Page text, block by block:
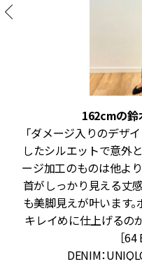
162cmの鈴
「ダメージ入りのデザ
したシルエットで意外
ージ加工のものは他よ
首がしっかり見える丈
も美脚見えが叶います
キレイめに仕上げるのが
［
DENIM：